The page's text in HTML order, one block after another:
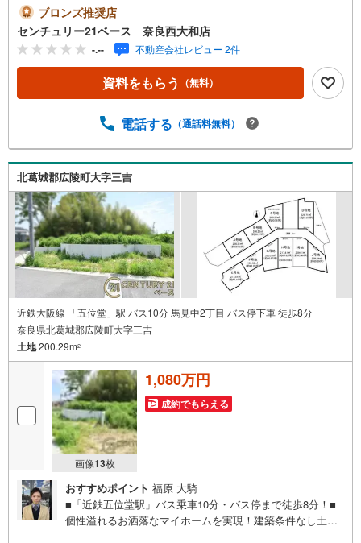
のお時間でもご見学可！・今から見たい！というお声にも
ご対応できます！◇住宅ローンもお任せください！◇・提
携銀行多数あり（地方銀行・都市銀行・信用金庫etc）・優
遇後適用金利 0.67％～（審査内容により異なります）--- ◇
◇ Yahoo！不動産キャンペーン対象店舗 ◇◇ ----当店で物
件を成約いただくとPayPayボーナスライトがもらえる【Y
す。「資料をもらう」「見学予約をする」からエントリー
い合わせください。-----------------------------
ブロンズ推奨店
センチュリー21ベース 奈良西大和店
-.-- 不動産会社レビュー 2件
資料をもらう （無料）
電話する （通話料無料）
北葛城郡広陵町大字三吉
近鉄大阪線 「五位堂」駅 バス10分 馬見中2丁目 バス停下車 徒歩8分
奈良県北葛城郡広陵町大字三吉
土地200.29m2
画像13枚
1,080万円
成約でもらえる
おすすめポイント 福原 大騎
■「近鉄五位堂駅」バス乗車10分・バス停まで徒歩8分！■
個性溢れるお洒落なマイホームを実現！建築条件なし土